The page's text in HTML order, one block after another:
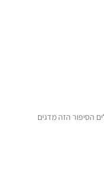
הסיפור הזה מדגים